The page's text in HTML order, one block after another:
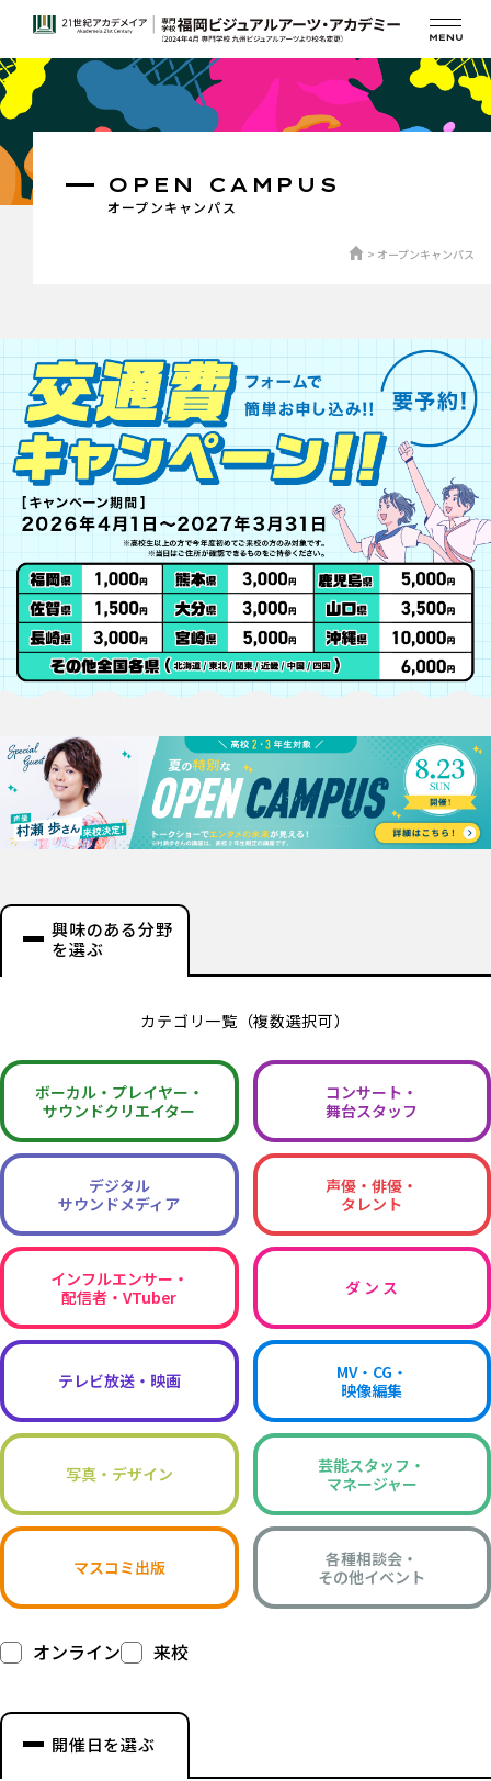
オープンキャンパス
OPEN CAMPUS
オープンキャンパス
興味のある分野
を選ぶ
カテゴリ一覧（複数選択可）
ボーカル・ プレイヤー・
サウンドクリエイター
コンサート・
舞台スタッフ
デジタル
サウンドメディア
声優・俳優・
タレント
インフルエンサー・
配信者・VTuber
ダ ン ス
テレビ放送・映画
MV・CG・
映像編集
写真・デザイン
芸能スタッフ・
マネージャー
マスコミ出版
各種相談会・
その他イベント
オンライン 来校
開催日を選ぶ